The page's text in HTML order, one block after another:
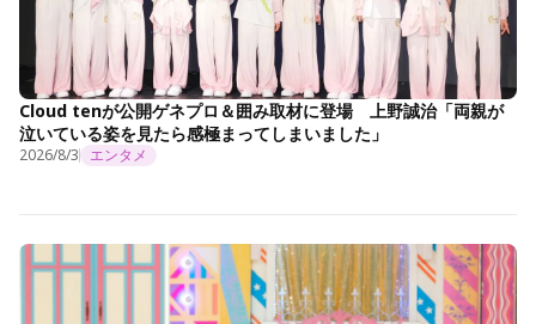
Cloud tenが公開ゲネプロ＆囲み取材に登場 上野誠治「両親が
泣いている姿を見たら感極まってしまいました」
2026/8/3 エンタメ